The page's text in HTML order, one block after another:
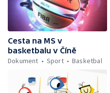
Cesta na MS v
basketbalu v Číně
Dokument
Sport Basketbal